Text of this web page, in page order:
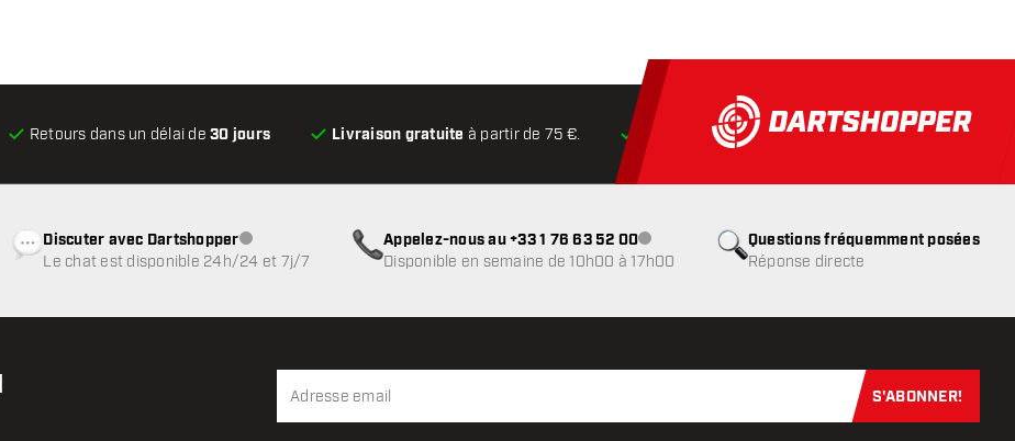
Retours dans un délai de30 jours Livraison gratuite à partir de 75 €. Expédition dans les24 heures Retours
Questions fréquemment posées
Réponse directe
Discuter avec DartshopperService client indisponible
Le chat est disponible 24h/24 et 7j/7
Appelez-nous au +33 1 76 63 52 00Service client indisponible
Disponible en semaine de 10h00 à 17h00
Abonnez-
S'ABONNER!